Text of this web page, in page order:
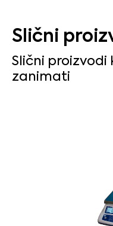
Slični
Slični proizvodi
zanimati